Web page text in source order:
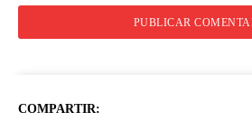
COMPARTIR: